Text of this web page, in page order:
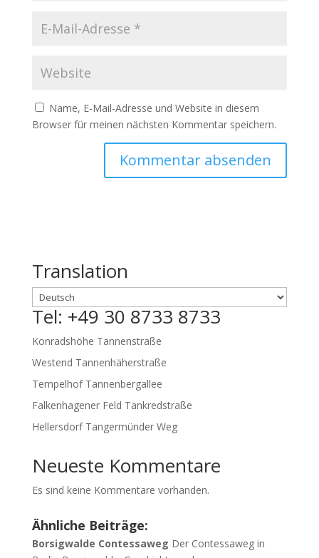
Name, E-Mail-Adresse und Website in diesem
Browser für meinen nächsten Kommentar speichern.
Translation
Tel: +49 30 8733 8733
Konradshöhe Tannenstraße
Westend Tannenhäherstraße
Tempelhof Tannenbergallee
Falkenhagener Feld Tankredstraße
Hellersdorf Tangermünder Weg
Neueste Kommentare
Es sind keine Kommentare vorhanden.
Ähnliche Beiträge:
Borsigwalde Contessaweg Der Contessaweg in